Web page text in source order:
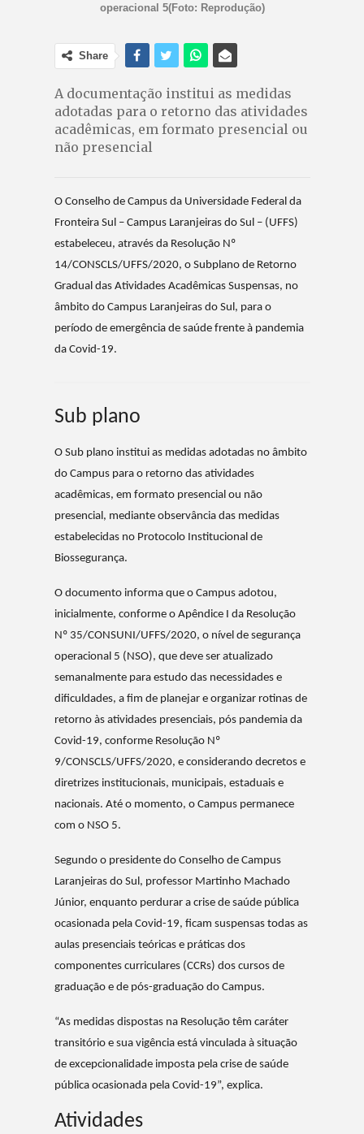
operacional 5(Foto: Reprodução)
Share
A documentação institui as medidas
adotadas para o retorno das atividades
acadêmicas, em formato presencial ou
não presencial
O Conselho de Campus da Universidade Federal da
Fronteira Sul – Campus Laranjeiras do Sul – (UFFS)
estabeleceu, através da Resolução Nº
14/CONSCLS/UFFS/2020, o Subplano de Retorno
Gradual das Atividades Acadêmicas Suspensas, no
âmbito do Campus Laranjeiras do Sul, para o
período de emergência de saúde frente à pandemia
da Covid-19.
Sub plano
O Sub plano institui as medidas adotadas no âmbito
do Campus para o retorno das atividades
acadêmicas, em formato presencial ou não
presencial, mediante observância das medidas
estabelecidas no Protocolo Institucional de
Biossegurança.
O documento informa que o Campus adotou,
inicialmente, conforme o Apêndice I da Resolução
Nº 35/CONSUNI/UFFS/2020, o nível de segurança
operacional 5 (NSO), que deve ser atualizado
semanalmente para estudo das necessidades e
dificuldades, a fim de planejar e organizar rotinas de
retorno às atividades presenciais, pós pandemia da
Covid-19, conforme Resolução Nº
9/CONSCLS/UFFS/2020, e considerando decretos e
diretrizes institucionais, municipais, estaduais e
nacionais. Até o momento, o Campus permanece
com o NSO 5.
Segundo o presidente do Conselho de Campus
Laranjeiras do Sul, professor Martinho Machado
Júnior, enquanto perdurar a crise de saúde pública
ocasionada pela Covid-19, ficam suspensas todas as
aulas presenciais teóricas e práticas dos
componentes curriculares (CCRs) dos cursos de
graduação e de pós-graduação do Campus.
“As medidas dispostas na Resolução têm caráter
transitório e sua vigência está vinculada à situação
de excepcionalidade imposta pela crise de saúde
pública ocasionada pela Covid-19”, explica.
Atividades